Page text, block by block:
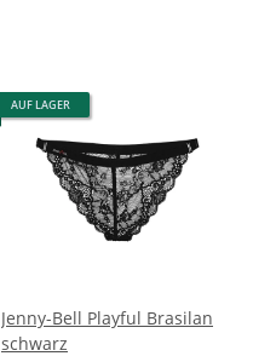
AUF LAGER
Jenny-Bell Playful Brasilan
schwarz